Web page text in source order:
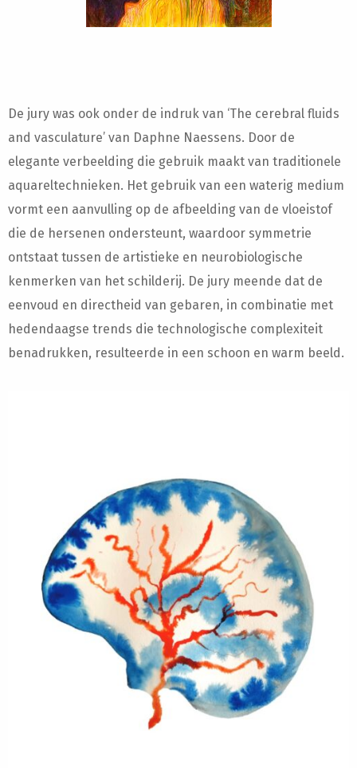
De jury was ook onder de indruk van ‘The cerebral fluids
and vasculature’ van Daphne Naessens. Door de
elegante verbeelding die gebruik maakt van traditionele
aquareltechnieken. Het gebruik van een waterig medium
vormt een aanvulling op de afbeelding van de vloeistof
die de hersenen ondersteunt, waardoor symmetrie
ontstaat tussen de artistieke en neurobiologische
kenmerken van het schilderij. De jury meende dat de
eenvoud en directheid van gebaren, in combinatie met
hedendaagse trends die technologische complexiteit
benadrukken, resulteerde in een schoon en warm beeld.